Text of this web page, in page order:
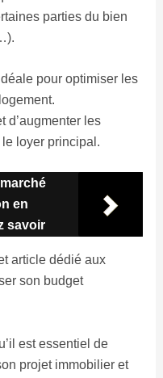
parties du bien
pour optimiser les
d’augmenter les
loyer principal.
en
savoir
article dédié aux
son budget
est essentiel de
projet immobilier et